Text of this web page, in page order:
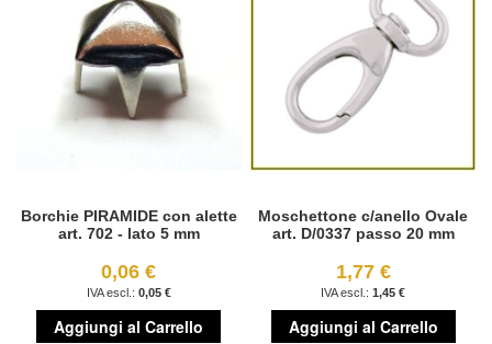
Borchie PIRAMIDE con alette
art. 702 - lato 5 mm
0,06 €
0,05 €
Aggiungi al Carrello
Moschettone c/anello Ovale
art. D/0337 passo 20 mm
1,77 €
1,45 €
Aggiungi al Carrello